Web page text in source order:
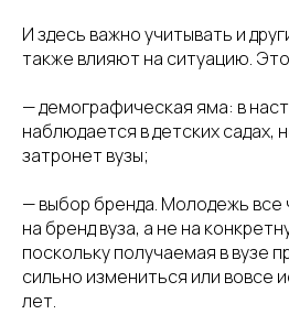
И здесь важно учитывать и
также влияют на ситуацию.
— демографическая яма: в
наблюдается в детских садах,
затронет вузы;
— выбор бренда. Молодежь
на бренд вуза, а не на
поскольку получаемая в вузе
сильно измениться или вовсе
лет.